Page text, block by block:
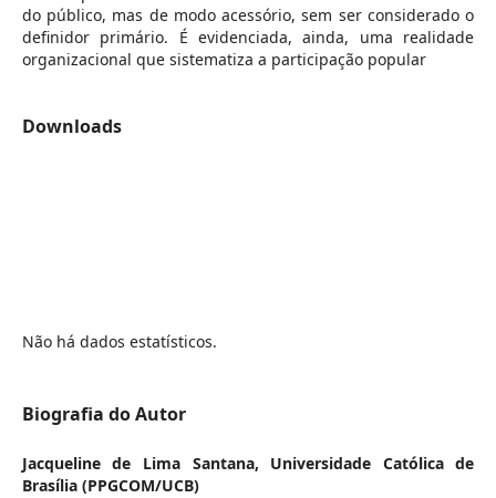
do público, mas de modo acessório, sem ser considerado o
definidor primário. É evidenciada, ainda, uma realidade
organizacional que sistematiza a participação popular
Downloads
Não há dados estatísticos.
Biografia do Autor
Jacqueline de Lima Santana, Universidade Católica de
Brasília (PPGCOM/UCB)